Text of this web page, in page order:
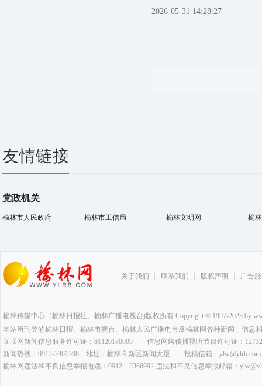
2026-05-31 14:28:27
友情链接
党政机关
榆林市人民政府 榆林市工信局 榆林文明网 榆
关于我们 联系我们 版权声明 广告
榆林传媒中心（榆林日报社、榆林广播电视台)版权所有 Copyright © 1997-2023 by
本站所刊登的榆林日报、榆林电视台、榆林人民广播电台及榆林网各种新闻﹑信
互联网新闻信息服务许可证：61120180009 信息网络传播视听节目许可证：
新闻热线：0912-3361398 地址：榆林高新区新闻大厦 投稿信箱：ylw@ylrb.com
榆林网违法和不良信息举报电话：0912—3366992 违法和不良信息举报邮箱：